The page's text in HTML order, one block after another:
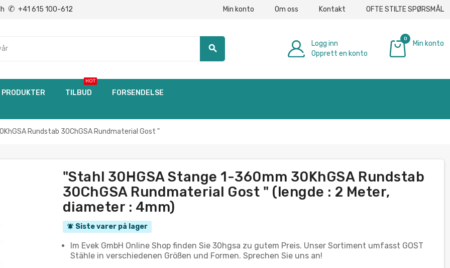
✆ +41 615 100-612 Min konto Om oss Kontakt OFTE STILTE SPØRSMÅL
search
Logg inn
Opprett en konto
0
Min konto
PRODUKTER TILBUD
HOT
FORSENDELSE
Rundstab 30ChGSA Rundmaterial Gost "
"Stahl 30HGSA Stange 1-360mm 30KhGSA Rundstab
30ChGSA Rundmaterial Gost " (lengde : 2 Meter,
diameter : 4mm)
notifications_active Siste varer på lager
Im Evek GmbH Online Shop finden Sie 30hgsa zu gutem Preis. Unser Sortiment umfasst GOST
Stähle in verschiedenen Größen und Formen. Sprechen Sie uns an!